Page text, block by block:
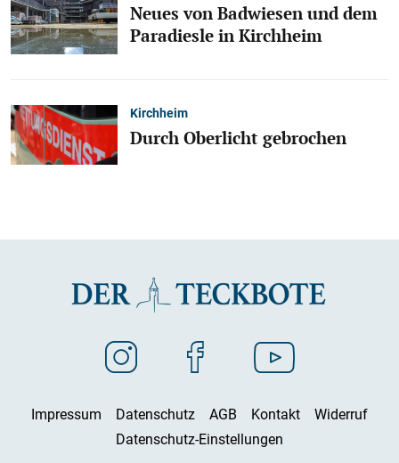
Neues von Badwiesen und dem
Paradiesle in Kirchheim
Kirchheim
Durch Oberlicht gebrochen
Impressum Datenschutz AGB Kontakt
Widerruf
Datenschutz-Einstellungen